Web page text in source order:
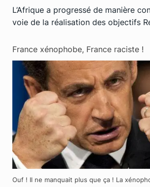
L’Afrique a progressé de manière
voie de la réalisation des objectifs
France xénophobe, France raciste !
Ouf ! Il ne manquait plus que ça ! La